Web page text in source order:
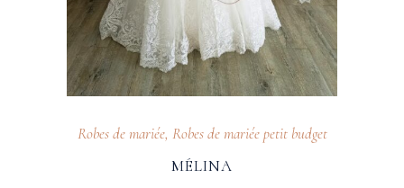
Robes de mariée, Robes de mariée petit budget
MÉLINA